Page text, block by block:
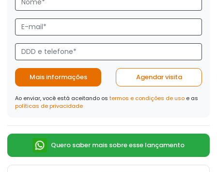
Mais informações Agendar visita
Ao enviar, você está aceitando os termos e condições de uso e as
políticas de privacidade
Quero saber mais sobre esse lançamento